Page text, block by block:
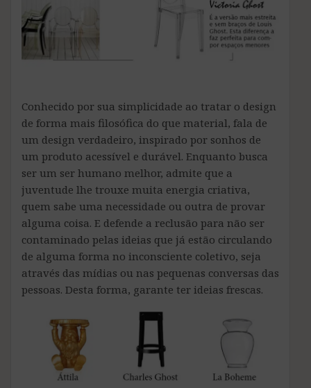
Conhecido por sua simplicidade ao tratar o design
de forma mais filosófica do que material, fala de
um design verdadeiro, inspirado por sonhos de
um produto acessível e durável. Enquanto busca
ser um ser humano melhor, admite que a
juventude lhe trouxe muita energia criativa,
quem sabe uma necessidade ou outra de provar
alguma coisa. E defende a reclusão para não ser
contaminado pelas ideias que já estão circulando
de alguma forma no inconsciente coletivo, seja
através das mídias ou nas pequenas conversas das
pessoas. Desta forma, garante ter ideias frescas.